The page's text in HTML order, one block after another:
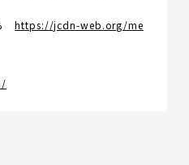
らhttps://jcdn-web.org/me